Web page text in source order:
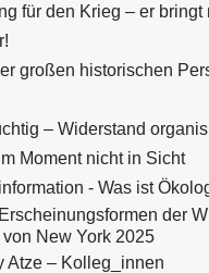
für den Krieg – er bringt
großen historischen
– Widerstand
Moment nicht in Sicht
- Was ist
der
New York 2025
Atze – Kolleg_innen